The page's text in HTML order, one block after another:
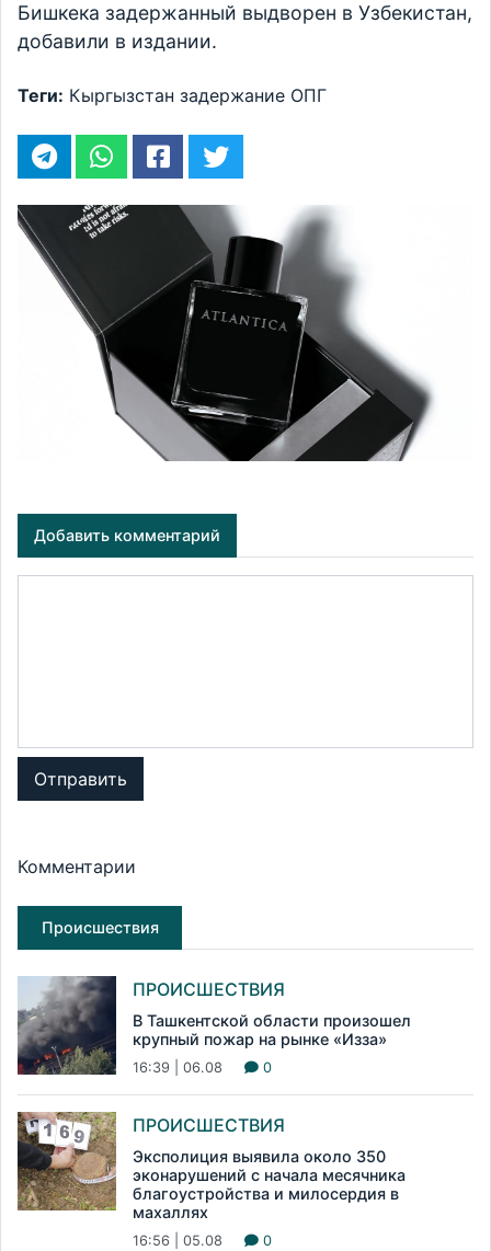
Бишкека задержанный выдворен в Узбекистан,
добавили в издании.
Теги: Кыргызстан задержание ОПГ
Добавить комментарий
Отправить
Комментарии
Происшествия
ПРОИСШЕСТВИЯ
В Ташкентской области произошел
крупный пожар на рынке «Изза»
16:39 | 06.08 0
ПРОИСШЕСТВИЯ
Эксполиция выявила около 350
эконарушений с начала месячника
благоустройства и милосердия в
махаллях
16:56 | 05.08 0